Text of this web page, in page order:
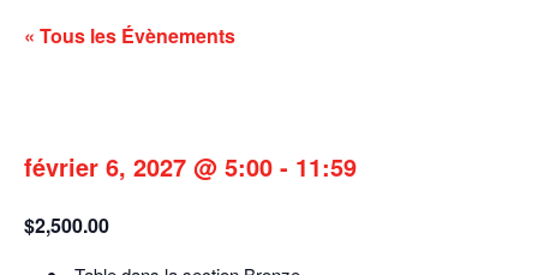
« Tous les Évènements
février 6, 2027 @ 5:00 - 11:59
$2,500.00